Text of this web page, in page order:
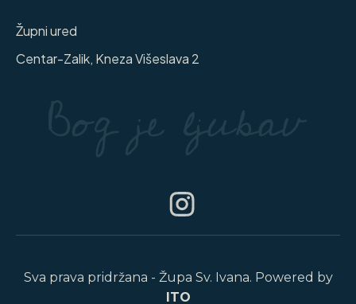
Župni ured
Centar-Zalik, Kneza Višeslava 2
Sva prava pridržana - Župa Sv. Ivana. Powered by
ITO